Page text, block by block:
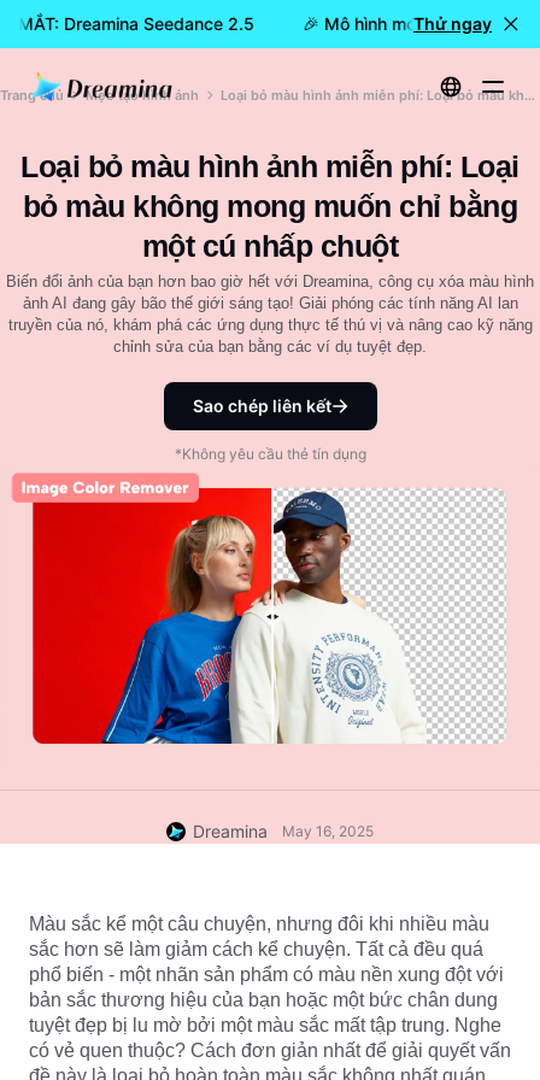
MẮT: Dreamina Seedance 2.5 🎉 Mô hình mới đã RA MẮT:
Thử ngay
Trang chủ Mẹo tạo hình ảnh Loại bỏ màu hình ảnh miễn phí: Loại bỏ màu không mong muốn chỉ bằng một cú nhấp chuột
Loại bỏ màu hình ảnh miễn phí: Loại
bỏ màu không mong muốn chỉ bằng
một cú nhấp chuột
Biến đổi ảnh của bạn hơn bao giờ hết với Dreamina, công cụ xóa màu hình
ảnh AI đang gây bão thế giới sáng tạo! Giải phóng các tính năng AI lan
truyền của nó, khám phá các ứng dụng thực tế thú vị và nâng cao kỹ năng
chỉnh sửa của bạn bằng các ví dụ tuyệt đẹp.
Sao chép liên kết
*Không yêu cầu thẻ tín dụng
Dreamina May 16, 2025
Màu sắc kể một câu chuyện, nhưng đôi khi nhiều màu
sắc hơn sẽ làm giảm cách kể chuyện. Tất cả đều quá
phổ biến - một nhãn sản phẩm có màu nền xung đột với
bản sắc thương hiệu của bạn hoặc một bức chân dung
tuyệt đẹp bị lu mờ bởi một màu sắc mất tập trung. Nghe
có vẻ quen thuộc? Cách đơn giản nhất để giải quyết vấn
đề này là loại bỏ hoàn toàn màu sắc không nhất quán.